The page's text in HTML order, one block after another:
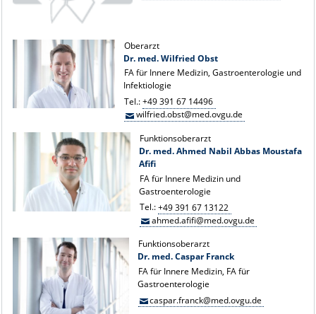
Oberarzt
Dr. med. Wilfried Obst
FA für Innere Medizin, Gastroenterologie und
Infektiologie
Tel.:+49 391 67 14496
wilfried.obst@med.ovgu.de
Funktionsoberarzt
Dr. med. Ahmed Nabil Abbas Moustafa
Afifi
FA für Innere Medizin und
Gastroenterologie
Tel.:+49 391 67 13122
ahmed.afifi@med.ovgu.de
Funktionsoberarzt
Dr. med. Caspar Franck
FA für Innere Medizin, FA für
Gastroenterologie
caspar.franck@med.ovgu.de